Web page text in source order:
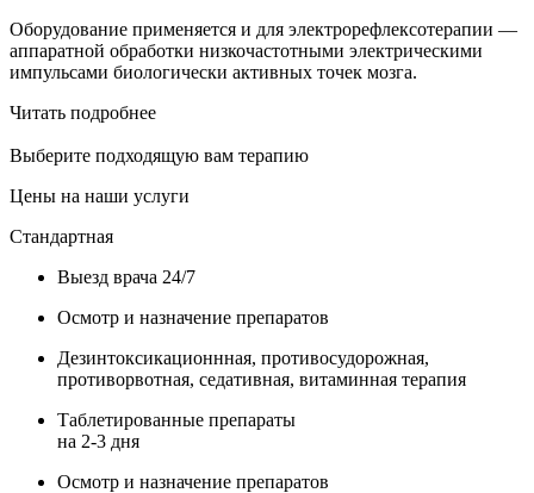
Оборудование применяется и для электрорефлексотерапии —
аппаратной обработки низкочастотными электрическими
импульсами биологически активных точек мозга.
Читать подробнее
Выберите подходящую вам терапию
Цены на наши услуги
Стандартная
Выезд врача 24/7
Осмотр и назначение препаратов
Дезинтоксикационнная, противосудорожная,
противорвотная, седативная, витаминная терапия
Таблетированные препараты
на 2-3 дня
Осмотр и назначение препаратов